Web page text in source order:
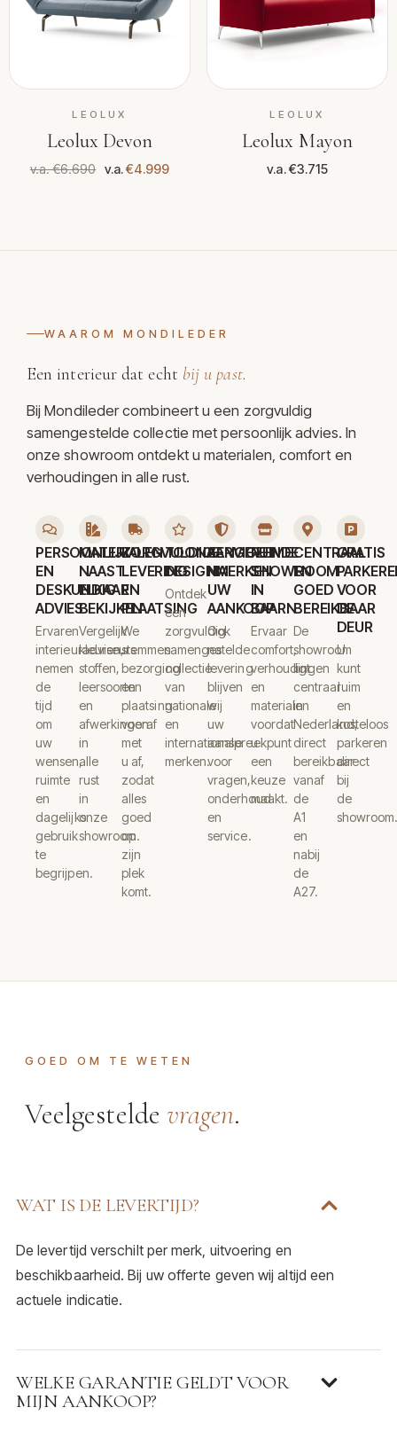
LEOLUX
Leolux Devon
v.a. €6.690 v.a.€4.999
LEOLUX
Leolux Mayon
v.a. €3.715
WAAROM MONDILEDER
Een interieur dat echt bij u past.
Bij Mondileder combineert u een zorgvuldig
samengestelde collectie met persoonlijk advies. In
onze showroom ontdekt u materialen, comfort en
verhoudingen in alle rust.
PERSOONLIJK
EN
DESKUNDIG
ADVIES
Ervaren
interieuradviseurs
nemen
de
tijd
om
uw
wensen,
ruimte
en
dagelijks
gebruik
te
begrijpen.
MATERIALEN
NAAST
ELKAAR
BEKIJKEN
Vergelijk
kleuren,
stoffen,
leersoorten
en
afwerkingen
in
alle
rust
in
onze
showroom.
ZORGVULDIGE
LEVERING
EN
PLAATSING
We
stemmen
bezorging
en
plaatsing
vooraf
met
u af,
zodat
alles
goed
op
zijn
plek
komt.
TOONAANGEVENDE
DESIGNMERKEN
Ontdek
een
zorgvuldig
samengestelde
collectie
van
nationale
en
internationale
merken.
SERVICE
NA
UW
AANKOOP
Ook
na
levering
blijven
wij
uw
aanspreekpunt
voor
vragen,
onderhoud
en
service.
RUIME
SHOWROOM
IN
BAARN
Ervaar
comfort,
verhoudingen
en
materialen
voordat
u
een
keuze
maakt.
CENTRAAL
EN
GOED
BEREIKBAAR
De
showroom
ligt
centraal
in
Nederland,
direct
bereikbaar
vanaf
de
A1
en
nabij
de
A27.
GRATIS
VOOR
DE
DEUR
U
kunt
ruim
en
kosteloos
parkeren
direct
bij
de
GOED OM TE WETEN
Veelgestelde vragen.
WAT IS DE LEVERTIJD?
De levertijd verschilt per merk, uitvoering en
beschikbaarheid. Bij uw offerte geven wij altijd een
actuele indicatie.
WELKE GARANTIE GELDT VOOR
MIJN AANKOOP?